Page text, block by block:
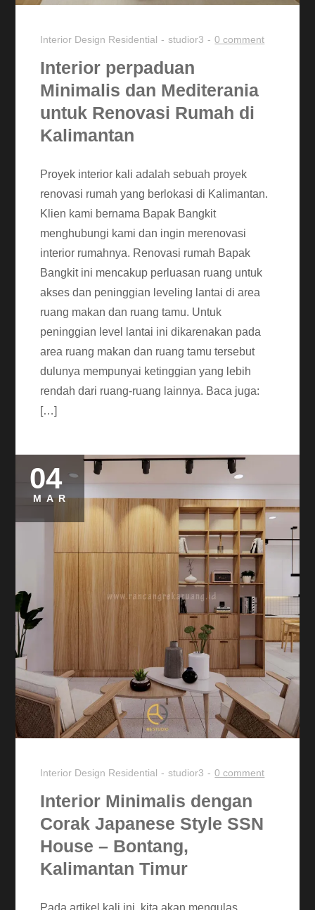
Interior Design Residential studior3 0 comment
Interior perpaduan
Minimalis dan Mediterania
untuk Renovasi Rumah di
Kalimantan
Proyek interior kali adalah sebuah proyek
renovasi rumah yang berlokasi di Kalimantan.
Klien kami bernama Bapak Bangkit
menghubungi kami dan ingin merenovasi
interior rumahnya. Renovasi rumah Bapak
Bangkit ini mencakup perluasan ruang untuk
akses dan peninggian leveling lantai di area
ruang makan dan ruang tamu. Untuk
peninggian level lantai ini dikarenakan pada
area ruang makan dan ruang tamu tersebut
dulunya mempunyai ketinggian yang lebih
rendah dari ruang-ruang lainnya. Baca juga:
[…]
04
MAR
Interior Design Residential studior3 0 comment
Interior Minimalis dengan
Corak Japanese Style SSN
House – Bontang,
Kalimantan Timur
Pada artikel kali ini, kita akan mengulas